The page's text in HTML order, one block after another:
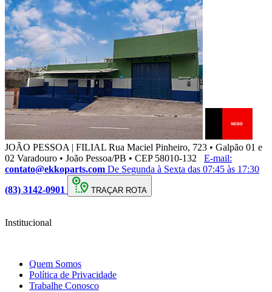
JOÃO PESSOA | FILIAL Rua Maciel Pinheiro, 723 • Galpão 01 e
02 Varadouro • João Pessoa/PB • CEP 58010-132
E-mail:
contato@ekkoparts.com De Segunda à Sexta das 07:45 às 17:30
(83) 3142-0901
TRAÇAR ROTA
Institucional
Quem Somos
Política de Privacidade
Trabalhe Conosco